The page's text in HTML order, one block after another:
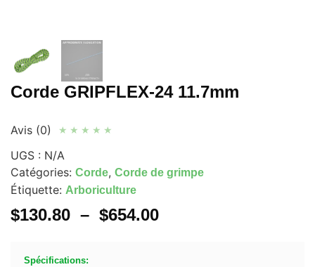
Corde GRIPFLEX-24 11.7mm
Avis (0) ★ ★ ★ ★ ★
UGS : N/A
Catégories: Corde, Corde de grimpe
Étiquette: Arboriculture
$130.80 – $654.00
Spécifications: